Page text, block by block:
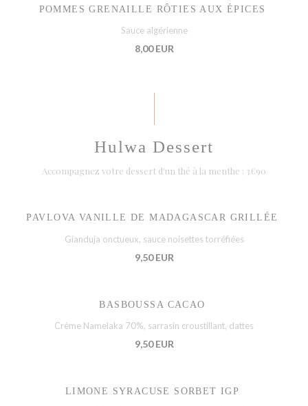
POMMES GRENAILLE RÔTIES AUX ÉPICES
Sauce algérienne
8,00 EUR
Hulwa Dessert
Accompagnez votre dessert d'un thé à la menthe : 3€90
PAVLOVA VANILLE DE MADAGASCAR GRILLÉE
Gianduja onctueux, sauce noisettes torréfiées
9,50 EUR
BASBOUSSA CACAO
Crème Namelaka 70%, sarrasin croustillant, dattes
9,50 EUR
LIMONE SYRACUSE SORBET IGP